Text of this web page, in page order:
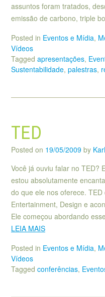
assuntos foram tratados,
emissão de carbono, triple
Posted in Eventos e Mídia,
Vídeos
Tagged apresentações,
Sustentabilidade, palestras,
TED
Posted on 19/05/2009 by
Você já ouviu falar no TED?
estou absolutamente
do que ele nos oferece.
Entertainment, Design e
Ele começou abordando
LEIA MAIS
Posted in Eventos e Mídia,
Vídeos
Tagged conferências,